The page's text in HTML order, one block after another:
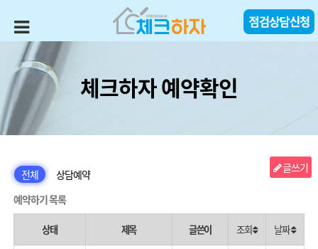
체크하자 예약확인
글쓰기
전체
상담예약
예약하기 목록
상태 제목 글쓴이 조회 날짜